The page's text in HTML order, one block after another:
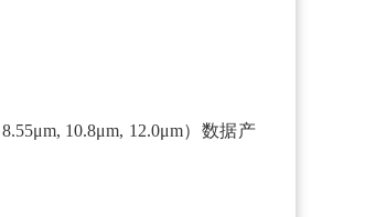
8.55μm, 10.8μm, 12.0μm）数据产